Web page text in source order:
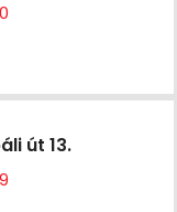
út 13.